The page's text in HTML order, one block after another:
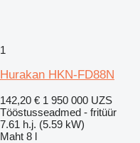
1
Hurakan HKN-FD88N
142,20 € 1 950 000 UZS
Tööstusseadmed - fritüür
7.61 h.j. (5.59 kW)
Maht 8 l